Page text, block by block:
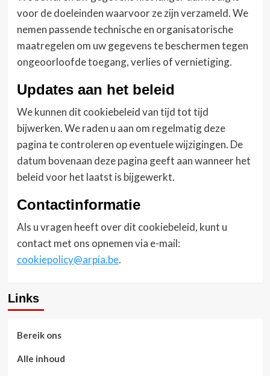
voor de doeleinden waarvoor ze zijn verzameld. We
nemen passende technische en organisatorische
maatregelen om uw gegevens te beschermen tegen
ongeoorloofde toegang, verlies of vernietiging.
Updates aan het beleid
We kunnen dit cookiebeleid van tijd tot tijd
bijwerken. We raden u aan om regelmatig deze
pagina te controleren op eventuele wijzigingen. De
datum bovenaan deze pagina geeft aan wanneer het
beleid voor het laatst is bijgewerkt.
Contactinformatie
Als u vragen heeft over dit cookiebeleid, kunt u
contact met ons opnemen via e-mail:
cookiepolicy@arpia.be.
Links
Bereik ons
Alle inhoud